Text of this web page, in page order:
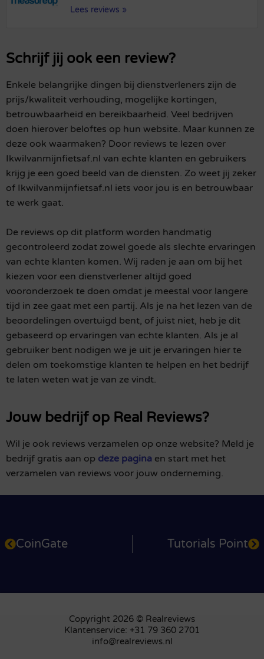
Lees reviews »
Schrijf jij ook een review?
Enkele belangrijke dingen bij dienstverleners zijn de
prijs/kwaliteit verhouding, mogelijke kortingen,
betrouwbaarheid en bereikbaarheid. Veel bedrijven
doen hierover beloftes op hun website. Maar kunnen ze
deze ook waarmaken? Door reviews te lezen over
Ikwilvanmijnfietsaf.nl van echte klanten en gebruikers
krijg je een goed beeld van de diensten. Zo weet jij zeker
of Ikwilvanmijnfietsaf.nl iets voor jou is en betrouwbaar
te werk gaat.
De reviews op dit platform worden handmatig
gecontroleerd zodat zowel goede als slechte ervaringen
van echte klanten komen. Wij raden je aan om bij het
kiezen voor een dienstverlener altijd goed
vooronderzoek te doen omdat je meestal voor langere
tijd in zee gaat met een partij. Als je na het lezen van de
beoordelingen overtuigd bent, of juist niet, heb je dit
gebaseerd op ervaringen van echte klanten. Als je al
gebruiker bent nodigen we je uit je ervaringen hier te
delen om toekomstige klanten te helpen en het bedrijf
te laten weten wat je van ze vindt.
Jouw bedrijf op Real Reviews?
Wil je ook reviews verzamelen op onze website? Meld je
bedrijf gratis aan op deze pagina en start met het
verzamelen van reviews voor jouw onderneming.
CoinGate Tutorials Point
Copyright 2026 © Realreviews
Klantenservice: +31 79 360 2701
info@realreviews.nl